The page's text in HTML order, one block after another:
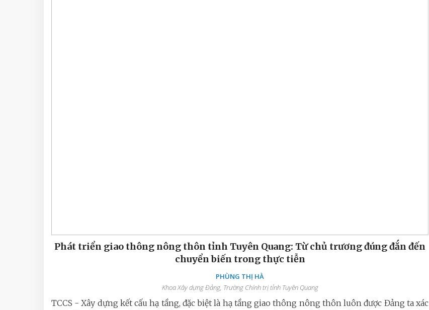
Phát triển giao thông nông thôn tỉnh Tuyên Quang: Từ chủ trương đúng đắn đến
chuyển biến trong thực tiễn
PHÙNG THỊ HÀ
Khoa Xây dựng Đảng, Trường Chính trị tỉnh Tuyên Quang
TCCS - Xây dựng kết cấu hạ tầng, đặc biệt là hạ tầng giao thông nông thôn luôn được Đảng ta xác